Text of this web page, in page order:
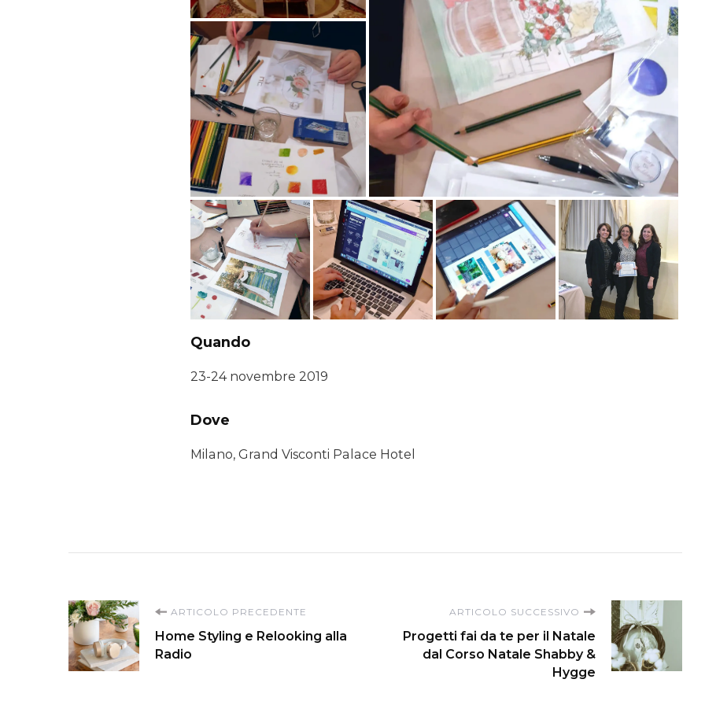
Quando
23-24 novembre 2019
Dove
Milano, Grand Visconti Palace Hotel
Navigazione
articoli
ARTICOLO PRECEDENTE
Home Styling e Relooking alla
Radio
ARTICOLO SUCCESSIVO
Progetti fai da te per il Natale
dal Corso Natale Shabby &
Hygge